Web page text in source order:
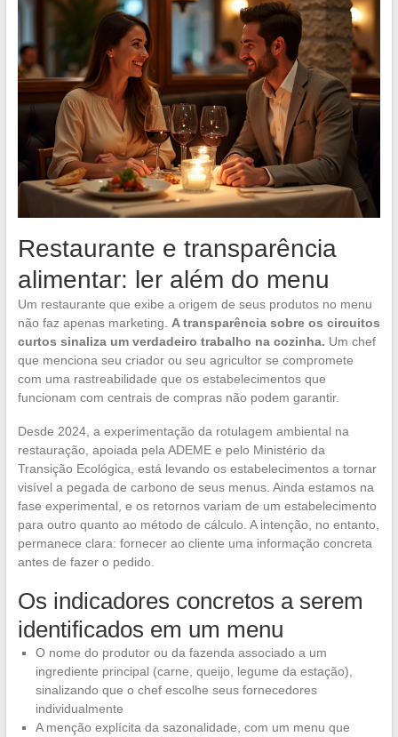
Restaurante e transparência
alimentar: ler além do menu
Um restaurante que exibe a origem de seus produtos no menu
não faz apenas marketing. A transparência sobre os circuitos
curtos sinaliza um verdadeiro trabalho na cozinha. Um chef
que menciona seu criador ou seu agricultor se compromete
com uma rastreabilidade que os estabelecimentos que
funcionam com centrais de compras não podem garantir.
Desde 2024, a experimentação da rotulagem ambiental na
restauração, apoiada pela ADEME e pelo Ministério da
Transição Ecológica, está levando os estabelecimentos a tornar
visível a pegada de carbono de seus menus. Ainda estamos na
fase experimental, e os retornos variam de um estabelecimento
para outro quanto ao método de cálculo. A intenção, no entanto,
permanece clara: fornecer ao cliente uma informação concreta
antes de fazer o pedido.
Os indicadores concretos a serem
identificados em um menu
O nome do produtor ou da fazenda associado a um
ingrediente principal (carne, queijo, legume da estação),
sinalizando que o chef escolhe seus fornecedores
individualmente
A menção explícita da sazonalidade, com um menu que